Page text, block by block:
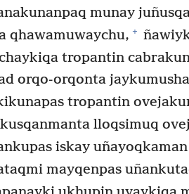
munay
qhawamuwaychu, +
tropantin
orqo-orqonta
tropantin
lloqsimuq
iskay
mayqenpas